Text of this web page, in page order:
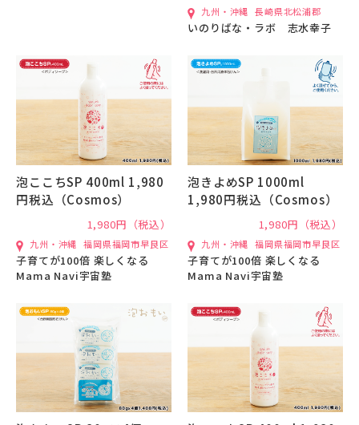
九州・沖縄 長崎県北松浦郡
いのりばな・ラボ 志水幸子
泡ここちSP 400ml 1,980
円税込（Cosmos）
1,980円（税込）
九州・沖縄 福岡県福岡市早良区
子育てが100倍 楽しくなる
Mama Navi宇宙塾
泡きよめSP 1000ml
1,980円税込（Cosmos）
1,980円（税込）
九州・沖縄 福岡県福岡市早良区
子育てが100倍 楽しくなる
Mama Navi宇宙塾